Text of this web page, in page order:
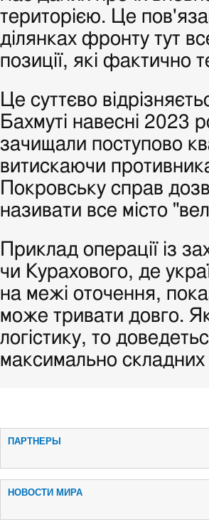
територією. Це
ділянках фронту тут
позиції, які фактично
Це суттєво
Бахмуті навесні 2023
зачищали поступово
витискаючи
Покровську справ
називати все місто
Приклад операції із
чи Курахового, де
на межі оточення,
може тривати довго.
логістику, то
максимально
ПАРТНЕРЫ
НОВОСТИ МИРА